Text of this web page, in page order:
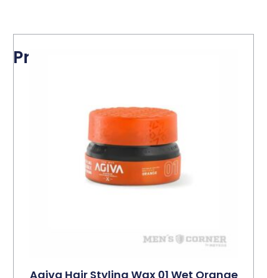
Productos relacionados
Agiva Hair Styling Wax 01 Wet Orange